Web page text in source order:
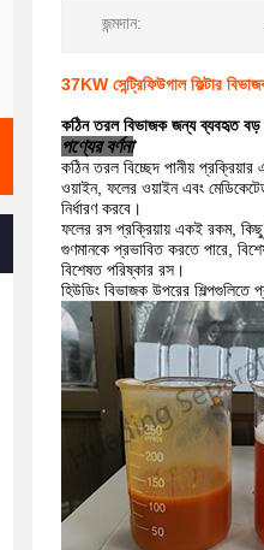
জন্মদান:
37KW সেন্ট্রিফিউগাল ফিল্টার
কঠিন তরল বিভাজক জন্য ব্যবহৃত বড়
পণ্যের বর্ণনা
কঠিন তরল বিচ্ছেদ পানীয়
ওয়াইন, ফলের ওয়াইন এবং
নির্ধারণ করবে।
ফলের রস প্রক্রিয়ায় একই রকম, কিছু
গুণমানকে প্রভাবিত করতে পারে,
বিশেষত পরিষ্কার রস।
হিউডিং বিভাজক উপরের শিল্পগুলিতে